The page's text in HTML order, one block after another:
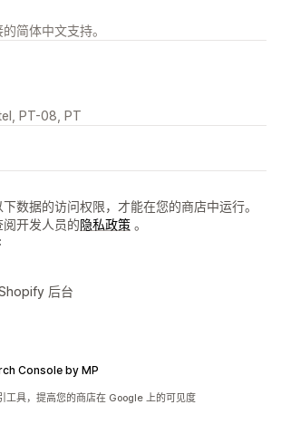
简体中文支持。
PT-08, PT
数据的访问权限，才能在您的商店中运行。
开发人员的隐私政策 。
后台
Console by MP
工具，提高您的商店在 Google 上的可见度